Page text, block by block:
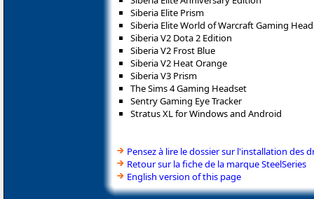
Siberia Elite Prism
Siberia Elite World of Warcraft Gaming
Siberia V2 Dota 2 Edition
Siberia V2 Frost Blue
Siberia V2 Heat Orange
Siberia V3 Prism
The Sims 4 Gaming Headset
Sentry Gaming Eye Tracker
Stratus XL for Windows and Android
Pensez à lire le dossier sur l'installation des
Retour sur la fiche de la marque SteelSeries
English version of this page